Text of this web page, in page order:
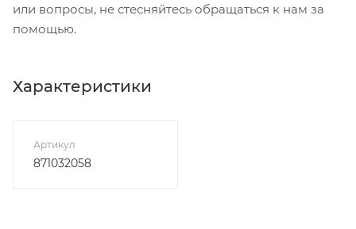
или вопросы, не стесняйтесь обращаться к нам за
помощью.
Характеристики
Артикул
871032058